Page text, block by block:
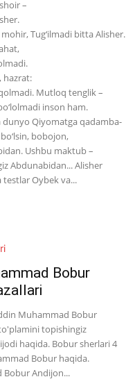
–
mohir, Tug‘ilmadi bitta Alisher.
hazrat:
Mutloq tenglik –
inson ham.
Qiyomatga qadamba-
bobojon,
Ushbu maktub –
Abdunabidan... Alisher
testlar Oybek va...
Bobur
Muhammad Bobur
topishingiz
haqida. Bobur sherlari 4
Bobur haqida.
Andijon...